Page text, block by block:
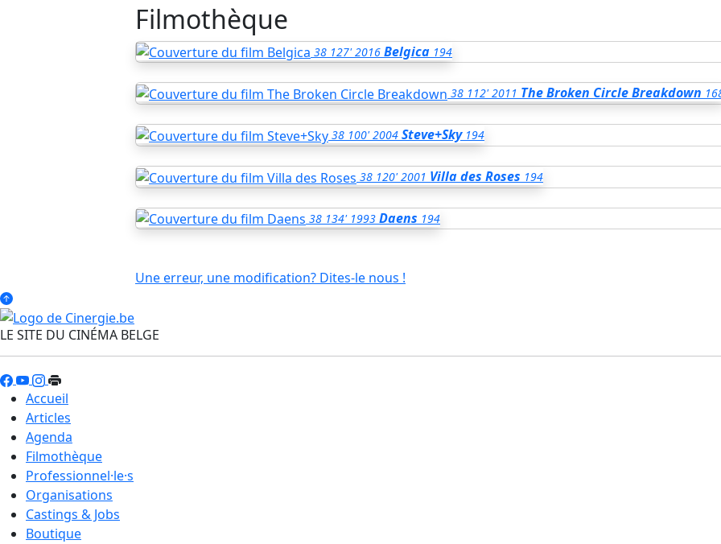
Filmothèque
38 127' 2016 Belgica 194
38 112' 2011 The Broken Circle Breakdown
38 100' 2004 Steve+Sky 194
38 120' 2001 Villa des Roses 194
38 134' 1993 Daens 194
Une erreur, une modification? Dites-le nous !
LE SITE DU CINÉMA BELGE
Accueil
Articles
Agenda
Filmothèque
Professionnel·le·s
Organisations
Castings & Jobs
Boutique